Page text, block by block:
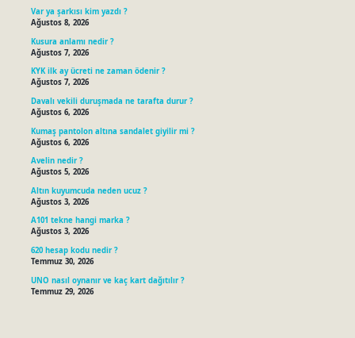
Var ya şarkısı kim yazdı ?
Ağustos 8, 2026
Kusura anlamı nedir ?
Ağustos 7, 2026
KYK ilk ay ücreti ne zaman ödenir ?
Ağustos 7, 2026
Davalı vekili duruşmada ne tarafta durur ?
Ağustos 6, 2026
Kumaş pantolon altına sandalet giyilir mi ?
Ağustos 6, 2026
Avelin nedir ?
Ağustos 5, 2026
Altın kuyumcuda neden ucuz ?
Ağustos 3, 2026
A101 tekne hangi marka ?
Ağustos 3, 2026
620 hesap kodu nedir ?
Temmuz 30, 2026
UNO nasıl oynanır ve kaç kart dağıtılır ?
Temmuz 29, 2026